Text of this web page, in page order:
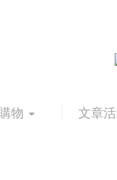
物 文章